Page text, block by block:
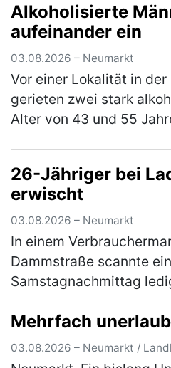
Beamten bemerkten
Alkoholisierte
aufeinander ein
03.08.2026 – Neumarkt
Vor einer Lokalität in
gerieten zwei stark
Alter von 43 und 55
26-Jähriger bei
erwischt
03.08.2026 – Neumarkt
In einem
Dammstraße scannte
Samstagnachmittag
scannte er nicht und
d…(mehr)
Mehrfach
03.08.2026 – Neumarkt /